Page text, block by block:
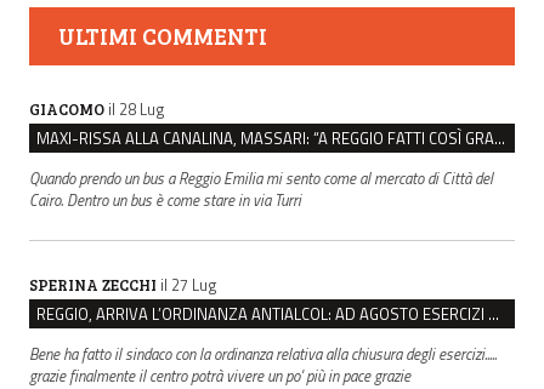
ULTIMI COMMENTI
GIACOMO il 28 Lug
MAXI-RISSA ALLA CANALINA, MASSARI: “A REGGIO FATTI COSÌ GRAVI NON DEVONO TROVARE SPAZIO”
Quando prendo un bus a Reggio Emilia mi sento come al mercato di Città del
Cairo. Dentro un bus è come stare in via Turri
SPERINA ZECCHI il 27 Lug
REGGIO, ARRIVA L’ORDINANZA ANTIALCOL: AD AGOSTO ESERCIZI DI VICINATO CHIUSI DALLE 22 ALLE 6
Bene ha fatto il sindaco con la ordinanza relativa alla chiusura degli esercizi.....
grazie finalmente il centro potrà vivere un po' più in pace grazie